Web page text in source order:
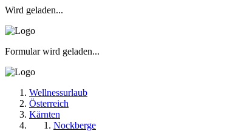
Wird geladen...
Formular wird geladen...
Wellnessurlaub
Österreich
Kärnten
Nockberge